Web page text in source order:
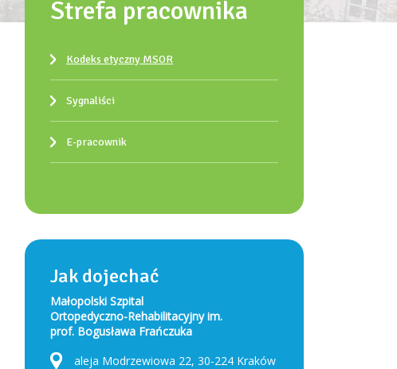
Strefa pracownika
Kodeks etyczny MSOR
Sygnaliści
E-pracownik
Jak dojechać
Małopolski Szpital
Ortopedyczno-Rehabilitacyjny im.
prof. Bogusława Frańczuka
aleja Modrzewiowa 22, 30-224 Kraków